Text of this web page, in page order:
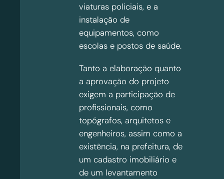
viaturas policiais, e a
instalação de
equipamentos, como
escolas e postos de saúde.
Tanto a elaboração quanto
a aprovação do projeto
exigem a participação de
profissionais, como
topógrafos, arquitetos e
engenheiros, assim como a
existência, na prefeitura, de
um cadastro imobiliário e
de um levantamento